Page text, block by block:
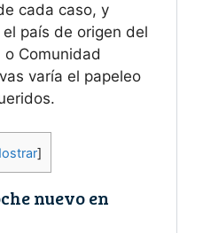
cada caso, y
país de origen del
Comunidad
varía el papeleo
]
nuevo en